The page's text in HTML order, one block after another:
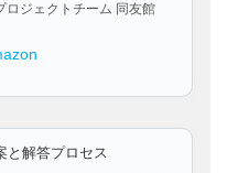
ロジェクトチーム 同友館
と解答プロセス